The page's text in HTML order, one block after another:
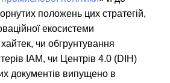
положень цих стратегій,
екосистеми
чи обгрунтування
ІАМ, чи Центрів 4.0 (DIH)
документів випущено в